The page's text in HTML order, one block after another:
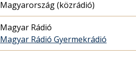
Magyarország (közrádió)
Magyar Rádió
Magyar Rádió Gyermekrádió